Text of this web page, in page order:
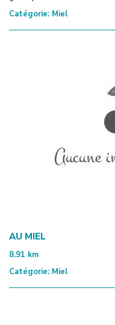
Catégorie: Miel
AU MIEL
8.91 km
Catégorie: Miel